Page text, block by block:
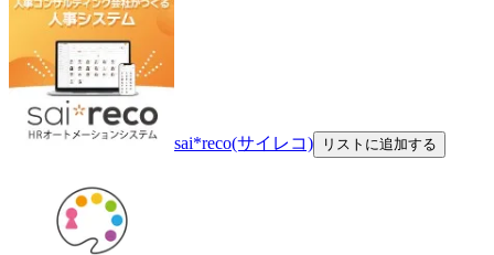
sai*reco(サイレコ) リストに追加する